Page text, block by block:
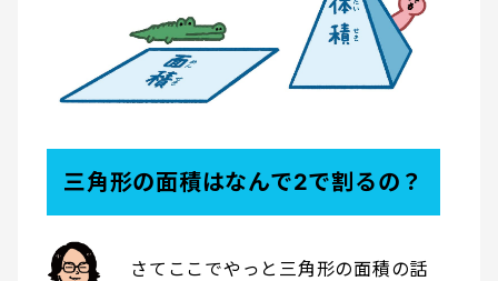
三角形の面積はなんで2で割るの？
さてここでやっと三角形の面積の話